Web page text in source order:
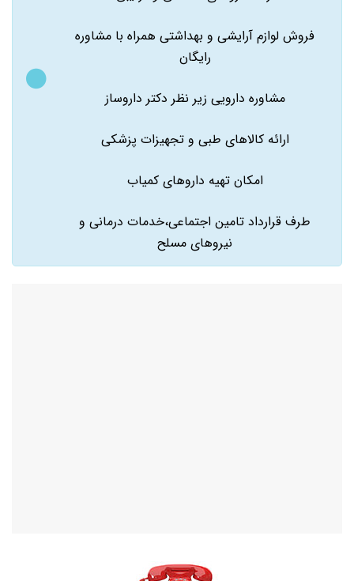
فروش لوازم آرایشی و بهداشتی همراه با مشاوره
رایگان
مشاوره دارویی زیر نظر دکتر داروساز
ارائه کالاهای طبی و تجهیزات پزشکی
امکان تهیه داروهای کمیاب
طرف قرارداد تامین اجتماعی،خدمات درمانی و
نیروهای مسلح